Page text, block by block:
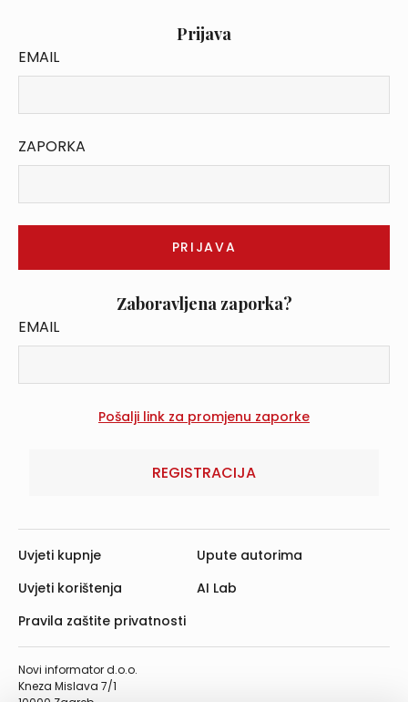
Prijava
EMAIL
ZAPORKA
Zaboravljena zaporka?
EMAIL
REGISTRACIJA
Novi informator d.o.o.
Kneza Mislava 7/1
Uvjeti kupnje
Uvjeti korištenja
Pravila zaštite privatnosti
Upute autorima
AI Lab